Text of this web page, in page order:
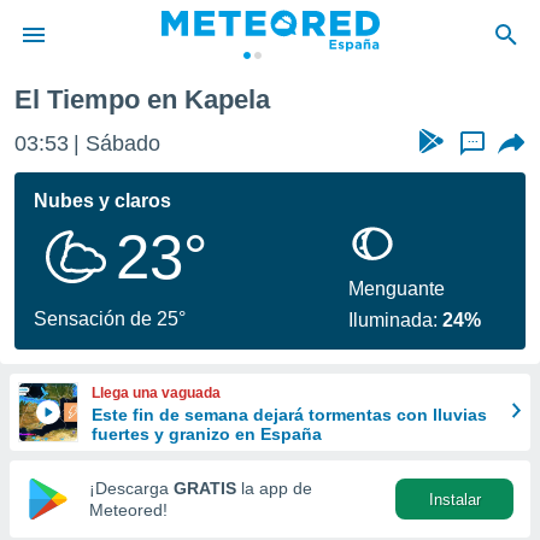
de
por
se
calidad.
a este
las
y
forma
digital
basada
El Tiempo en Kapela
03:53 Sábado ...
Nubes y claros
23°
Sensación de 25°
Menguante
Iluminada:24%
Llega una vaguada
Este fin de semana dejará tormentas con lluvias
fuertes y granizo en España
¡Descarga GRATIS la app de
Meteored!
Instalar